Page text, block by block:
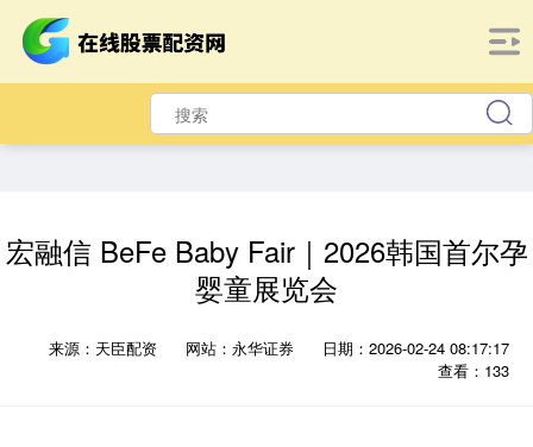
宏融信 BeFe Baby Fair｜2026韩国首尔孕
婴童展览会
来源：天臣配资 网站：永华证券
日期：2026-02-24 08:17:17
查看：133